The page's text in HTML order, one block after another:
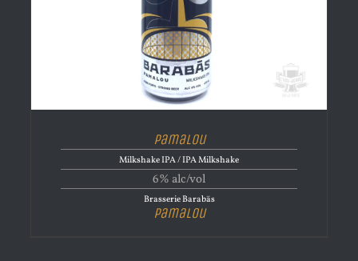
Pamalou
Milkshake IPA / IPA Milkshake
6% alc/vol
Brasserie Barabās
Pamalou